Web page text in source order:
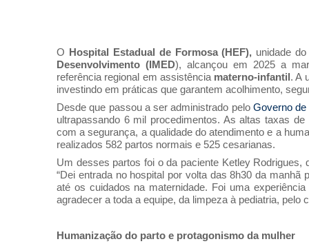
O Hospital Estadual de Formosa (HEF), unidade
Desenvolvimento (IMED), alcançou em 2025 a
referência regional em assistência materno-infantil. A
investindo em práticas que garantem acolhimento,
Desde que passou a ser administrado pelo Governo
ultrapassando 6 mil procedimentos. As altas taxas
com a segurança, a qualidade do atendimento e a
realizados 582 partos normais e 525 cesarianas.
Um desses partos foi o da paciente Ketley
“Dei entrada no hospital por volta das 8h30 da
até os cuidados na maternidade. Foi uma
agradecer a toda a equipe, da limpeza à pediatria, pelo
Humanização do parto e protagonismo da mulher